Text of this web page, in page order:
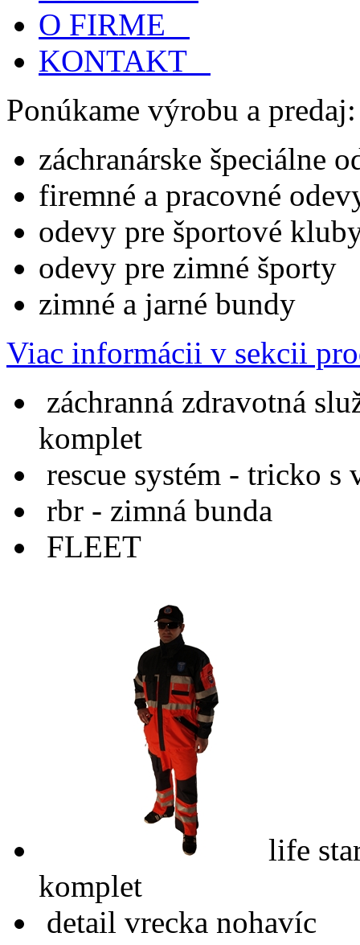
O FIRME
KONTAKT
Ponúkame výrobu a predaj:
záchranárske špeciálne
firemné a pracovné
odevy pre športové
odevy pre zimné športy
zimné a jarné bundy
Viac informácii v sekcii
záchranná zdravotná
komplet
rescue systém - tricko
rbr - zimná bunda
FLEET
life
komplet
detail vrecka nohavíc